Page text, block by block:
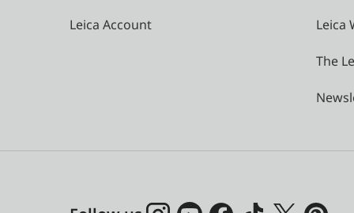
Leica Account Leica
The